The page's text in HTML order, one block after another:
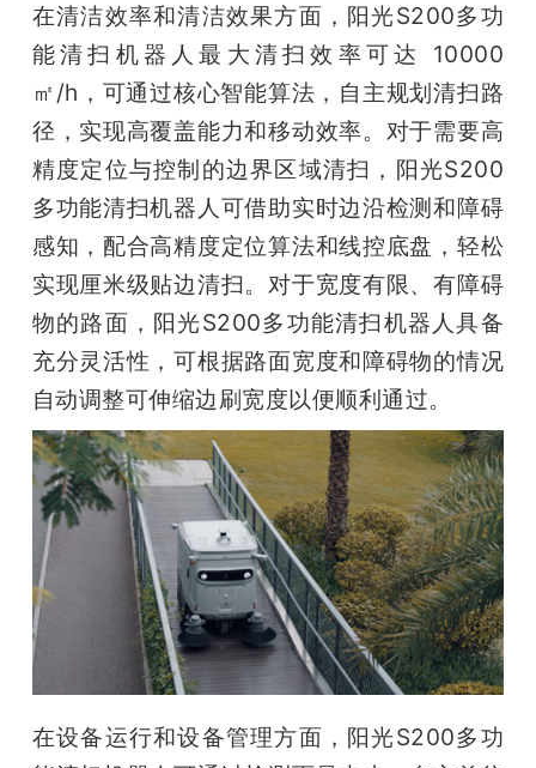
在清洁效率和清洁效果方面，阳光S200多功
能清扫机器人最大清扫效率可达 10000
㎡/h，可通过核心智能算法，自主规划清扫路
径，实现高覆盖能力和移动效率。对于需要高
精度定位与控制的边界区域清扫，阳光S200
多功能清扫机器人可借助实时边沿检测和障碍
感知，配合高精度定位算法和线控底盘，轻松
实现厘米级贴边清扫。对于宽度有限、有障碍
物的路面，阳光S200多功能清扫机器人具备
充分灵活性，可根据路面宽度和障碍物的情况
自动调整可伸缩边刷宽度以便顺利通过。
在设备运行和设备管理方面，阳光S200多功